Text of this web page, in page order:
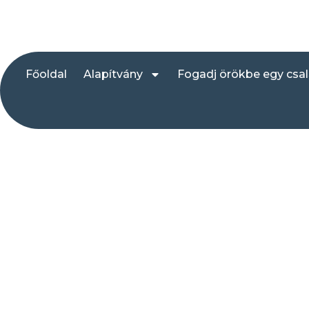
Főoldal Alapítvány Fogadj örökbe egy